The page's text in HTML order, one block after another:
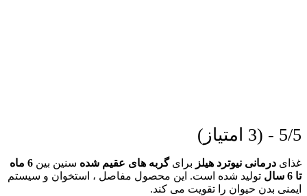
5/5 - (3 امتیاز)
غذای درمانی نیوترد هیلز برایگربه های عقیم شده سنین بین
6 ماه
تا 6 سال
تولید شده است. این محصول مفاصل ، استخوان و سیستم
ایمنی بدن حیوان را تقویت می کند.